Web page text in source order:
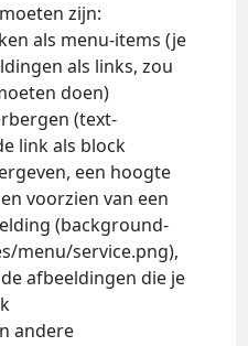
zijn:
als menu-items (je
als links, zou
doen)
(text-
link als block
een hoogte
voorzien van een
(background-
menu/service.png),
afbeeldingen die je
andere